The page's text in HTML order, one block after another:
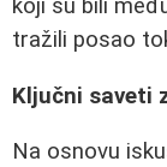
koji su bili
tražili posao
Ključni saveti
Na osnovu